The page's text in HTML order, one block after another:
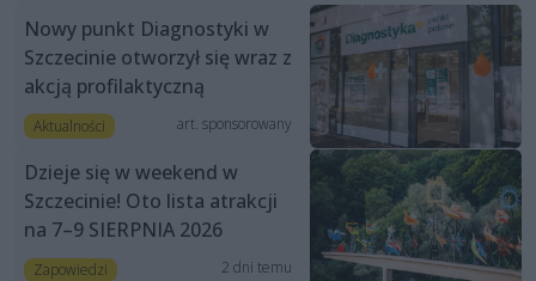
Nowy punkt Diagnostyki w
Szczecinie otworzył się wraz z
akcją profilaktyczną
Aktualności art. sponsorowany
Dzieje się w weekend w
Szczecinie! Oto lista atrakcji
na 7–9 SIERPNIA 2026
Zapowiedzi 2 dni temu